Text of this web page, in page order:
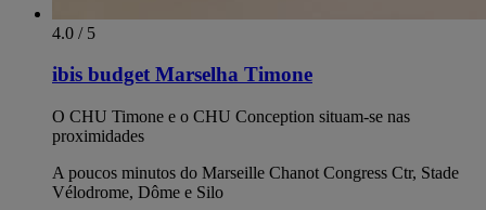
4.0 / 5
ibis budget Marselha Timone
O CHU Timone e o CHU Conception situam-se nas
proximidades
A poucos minutos do Marseille Chanot Congress Ctr, Stade
Vélodrome, Dôme e Silo